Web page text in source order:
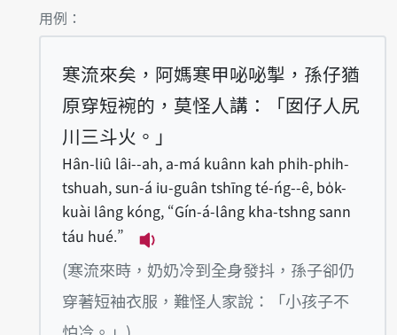
第1項釋義的
用例：
寒流來矣，阿媽寒甲咇咇掣，孫仔猶
原穿短䘼的，莫怪人講：「囡仔人尻
川三斗火。」
Hân-liû lâi--ah, a-má kuânn kah phi̍h-phi̍h-
tshuah, sun-á iu-guân tshīng té-ńg--ê, bo̍k-
kuài lâng kóng, “Gín-á-lâng kha-tshng sann
táu hué.”
播放例句Hân-liû lâi--ah, a-
(寒流來時，奶奶冷到全身發抖，孫子卻仍
穿著短袖衣服，難怪人家說：「小孩子不